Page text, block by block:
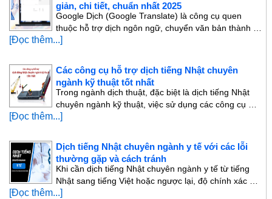
giản, chi tiết, chuẩn nhất 2025
Google Dịch (Google Translate) là công cụ quen
thuộc hỗ trợ dịch ngôn ngữ, chuyển văn bản thành …
[Đọc thêm...]
Các công cụ hỗ trợ dịch tiếng Nhật chuyên
ngành kỹ thuật tốt nhất
Trong ngành dịch thuật, đặc biệt là dịch tiếng Nhật
chuyên ngành kỹ thuật, việc sử dụng các công cụ …
[Đọc thêm...]
Dịch tiếng Nhật chuyên ngành y tế với các lỗi
thường gặp và cách tránh
Khi cần dịch tiếng Nhật chuyên ngành y tế từ tiếng
Nhật sang tiếng Việt hoặc ngược lại, độ chính xác …
[Đọc thêm...]